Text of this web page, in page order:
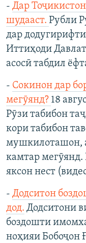
- Дар
шудааст. Рубли
дар
Иттиҳоди
асосӣ табдил
- Сокинон дар
мегӯянд? 18
Рӯзи табибон
кори табибон
мушкилоташон,
камтар
яксон нест
- Додситон
дод. Додситони
боздошти
ноҳияи Бобоҷон